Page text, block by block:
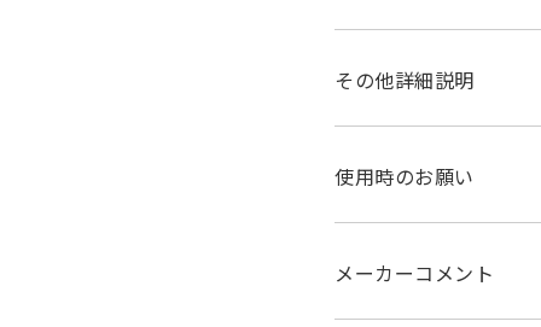
その他詳細説明
使用時のお願い
メーカーコメント